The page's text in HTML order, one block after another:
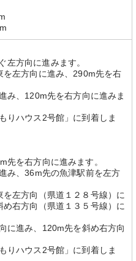
左方向に進みます。
を左方向に進み、290m先を右
み、120m先を右方向に進みま
りハウス2号館」に到着しま
先を右方向に進みます。
み、36m先の魚津駅前を左方
左方向（県道１２８号線）に
右方向（県道１３５号線）に
に進み、120m先を斜め右方向
りハウス2号館」に到着しま